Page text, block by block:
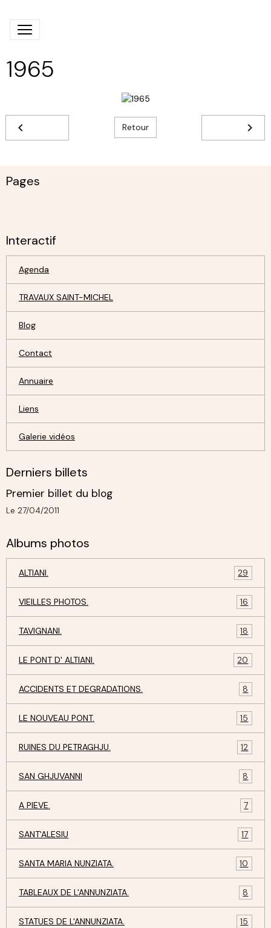
1965
Retour
Pages
Interactif
Agenda
TRAVAUX SAINT-MICHEL
Blog
Contact
Annuaire
Liens
Galerie vidéos
Derniers billets
Premier billet du blog
Le 27/04/2011
Albums photos
ALTIANI. 29
VIEILLES PHOTOS. 16
TAVIGNANI. 18
LE PONT D' ALTIANI. 20
ACCIDENTS ET DEGRADATIONS. 8
LE NOUVEAU PONT. 15
RUINES DU PETRAGHJU. 12
SAN GHJUVANNI 8
A PIEVE. 7
SANT'ALESIU 17
SANTA MARIA NUNZIATA. 10
TABLEAUX DE L'ANNUNZIATA. 8
STATUES DE L'ANNUNZIATA. 15